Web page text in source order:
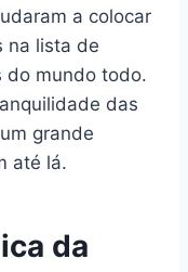
a colocar
na lista de
do mundo todo.
das
grande
até lá.
da